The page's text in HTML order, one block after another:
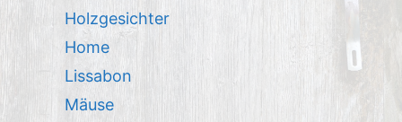
Holzgesichter
Home
Lissabon
Mäuse